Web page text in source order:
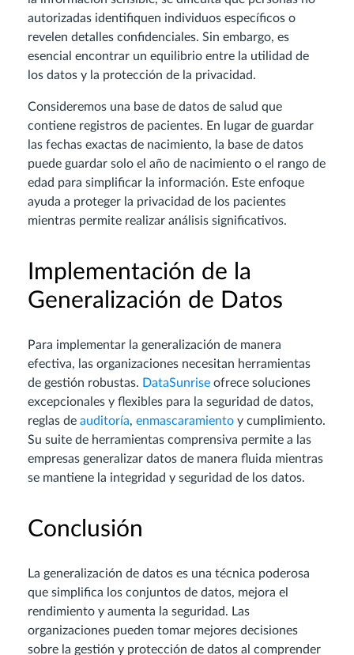
autorizadas identifiquen individuos específicos o
revelen detalles confidenciales. Sin embargo, es
esencial encontrar un equilibrio entre la utilidad de
los datos y la protección de la privacidad.
Consideremos una base de datos de salud que
contiene registros de pacientes. En lugar de guardar
las fechas exactas de nacimiento, la base de datos
puede guardar solo el año de nacimiento o el rango de
edad para simplificar la información. Este enfoque
ayuda a proteger la privacidad de los pacientes
mientras permite realizar análisis significativos.
Implementación de la
Generalización de Datos
Para implementar la generalización de manera
efectiva, las organizaciones necesitan herramientas
de gestión robustas. DataSunrise ofrece soluciones
excepcionales y flexibles para la seguridad de datos,
reglas de auditoría, enmascaramiento y cumplimiento.
Su suite de herramientas comprensiva permite a las
empresas generalizar datos de manera fluida mientras
se mantiene la integridad y seguridad de los datos.
Conclusión
La generalización de datos es una técnica poderosa
que simplifica los conjuntos de datos, mejora el
rendimiento y aumenta la seguridad. Las
organizaciones pueden tomar mejores decisiones
sobre la gestión y protección de datos al comprender